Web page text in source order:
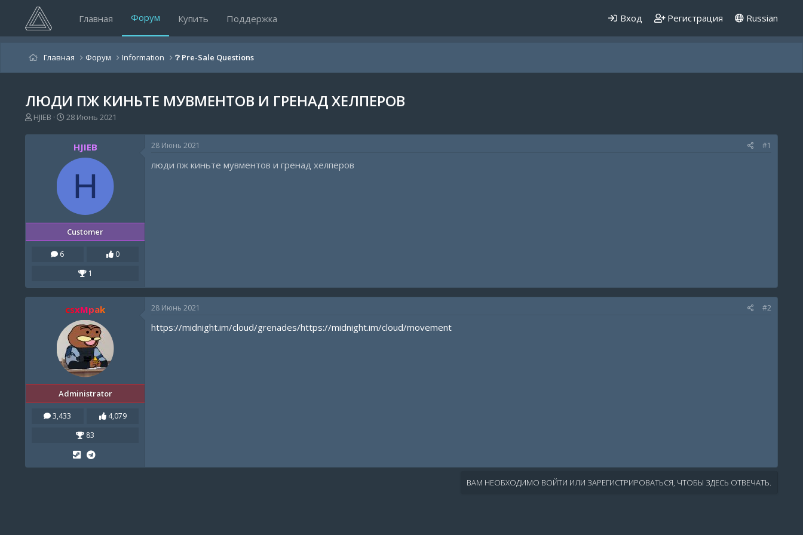
Главная Форум Купить Поддержка Вход Регистрация Russian
Главная Форум Information ❔ Pre-Sale Questions
ЛЮДИ ПЖ КИНЬТЕ МУВМЕНТОВ И ГРЕНАД ХЕЛПЕРОВ
А
т
HJIEB
Д
т
н
а
28 Июнь 2021
HJIEB
H
Customer
6
0
1
28 Июнь 2021 #1
люди пж киньте мувментов и гренад хелперов
csxMpak
Administrator
3,433
4,079
83
28 Июнь 2021 #2
https://midnight.im/cloud/grenades/https://midnight.im/cloud/movement
ВАМ НЕОБХОДИМО ВОЙТИ ИЛИ ЗАРЕГИСТРИРОВАТЬСЯ, ЧТОБЫ ЗДЕСЬ ОТВЕЧАТЬ.